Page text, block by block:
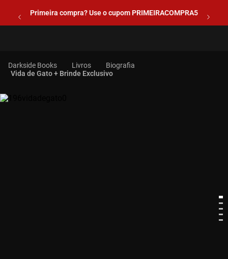
Primeira compra? Use o cupom PRIMEIRACOMPRA5
Livros
Biografia
Vida de Gato + Brinde Exclusivo